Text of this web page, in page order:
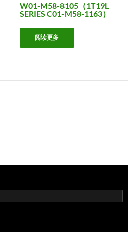
W01-M58-8105（1T19L
SERIES C01-M58-1163）
阅读更多